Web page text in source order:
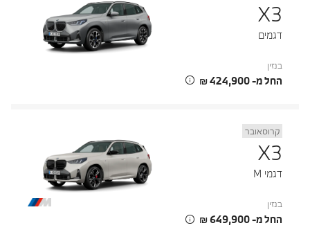
X3
דגמים
בנזין
החל מ- ‏424,900 ‏₪
קרוסאובר
X3
דגמי M
בנזין
החל מ- ‏649,900 ‏₪